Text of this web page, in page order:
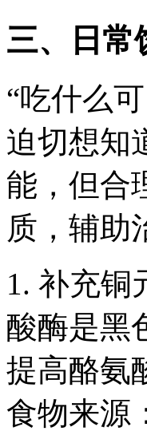
三、日常
“吃什么
迫切想知
能，但合
质，辅助
1. 补充铜
酸酶是黑
提高酪氨
食物来源